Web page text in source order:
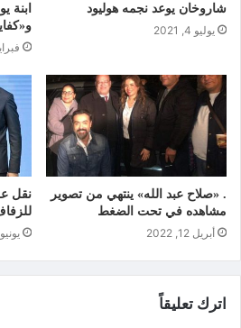
شاروخان يوعد نجمه هوليود
يوليو 4, 2021
فبراير 26,
. «صلاح عبد الله» ينتهي من تصوير
مشاهده في تحت الضغط
أبريل 12, 2022
يونيو 4, 2022
اترك تعليقاً